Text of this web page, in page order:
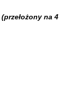
(przełożony na 4